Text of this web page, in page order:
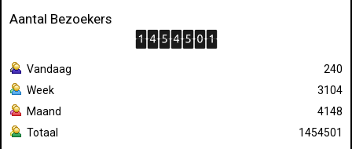
Aantal Bezoekers
Vandaag
240
Week
3104
Maand
4148
Totaal
1454501